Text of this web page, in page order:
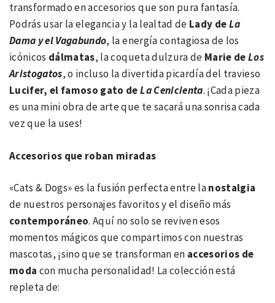
transformado en accesorios que son pura fantasía.
Podrás usar la elegancia y la lealtad de Lady deLa
Dama y el Vagabundo, la energía contagiosa de los
icónicos dálmatas, la coqueta dulzura de Marie deLos
Aristogatos, o incluso la divertida picardía del travieso
Lucifer, el famoso gato deLa Cenicienta. ¡Cada pieza
es una mini obra de arte que te sacará una sonrisa cada
vez que la uses!
Accesorios que roban miradas
«Cats & Dogs» es la fusión perfecta entre lanostalgia
de nuestros personajes favoritos y el diseño más
contemporáneo. Aquí no solo se reviven esos
momentos mágicos que compartimos con nuestras
mascotas, ¡sino que se transforman en accesorios de
moda con mucha personalidad! La colección está
repleta de: